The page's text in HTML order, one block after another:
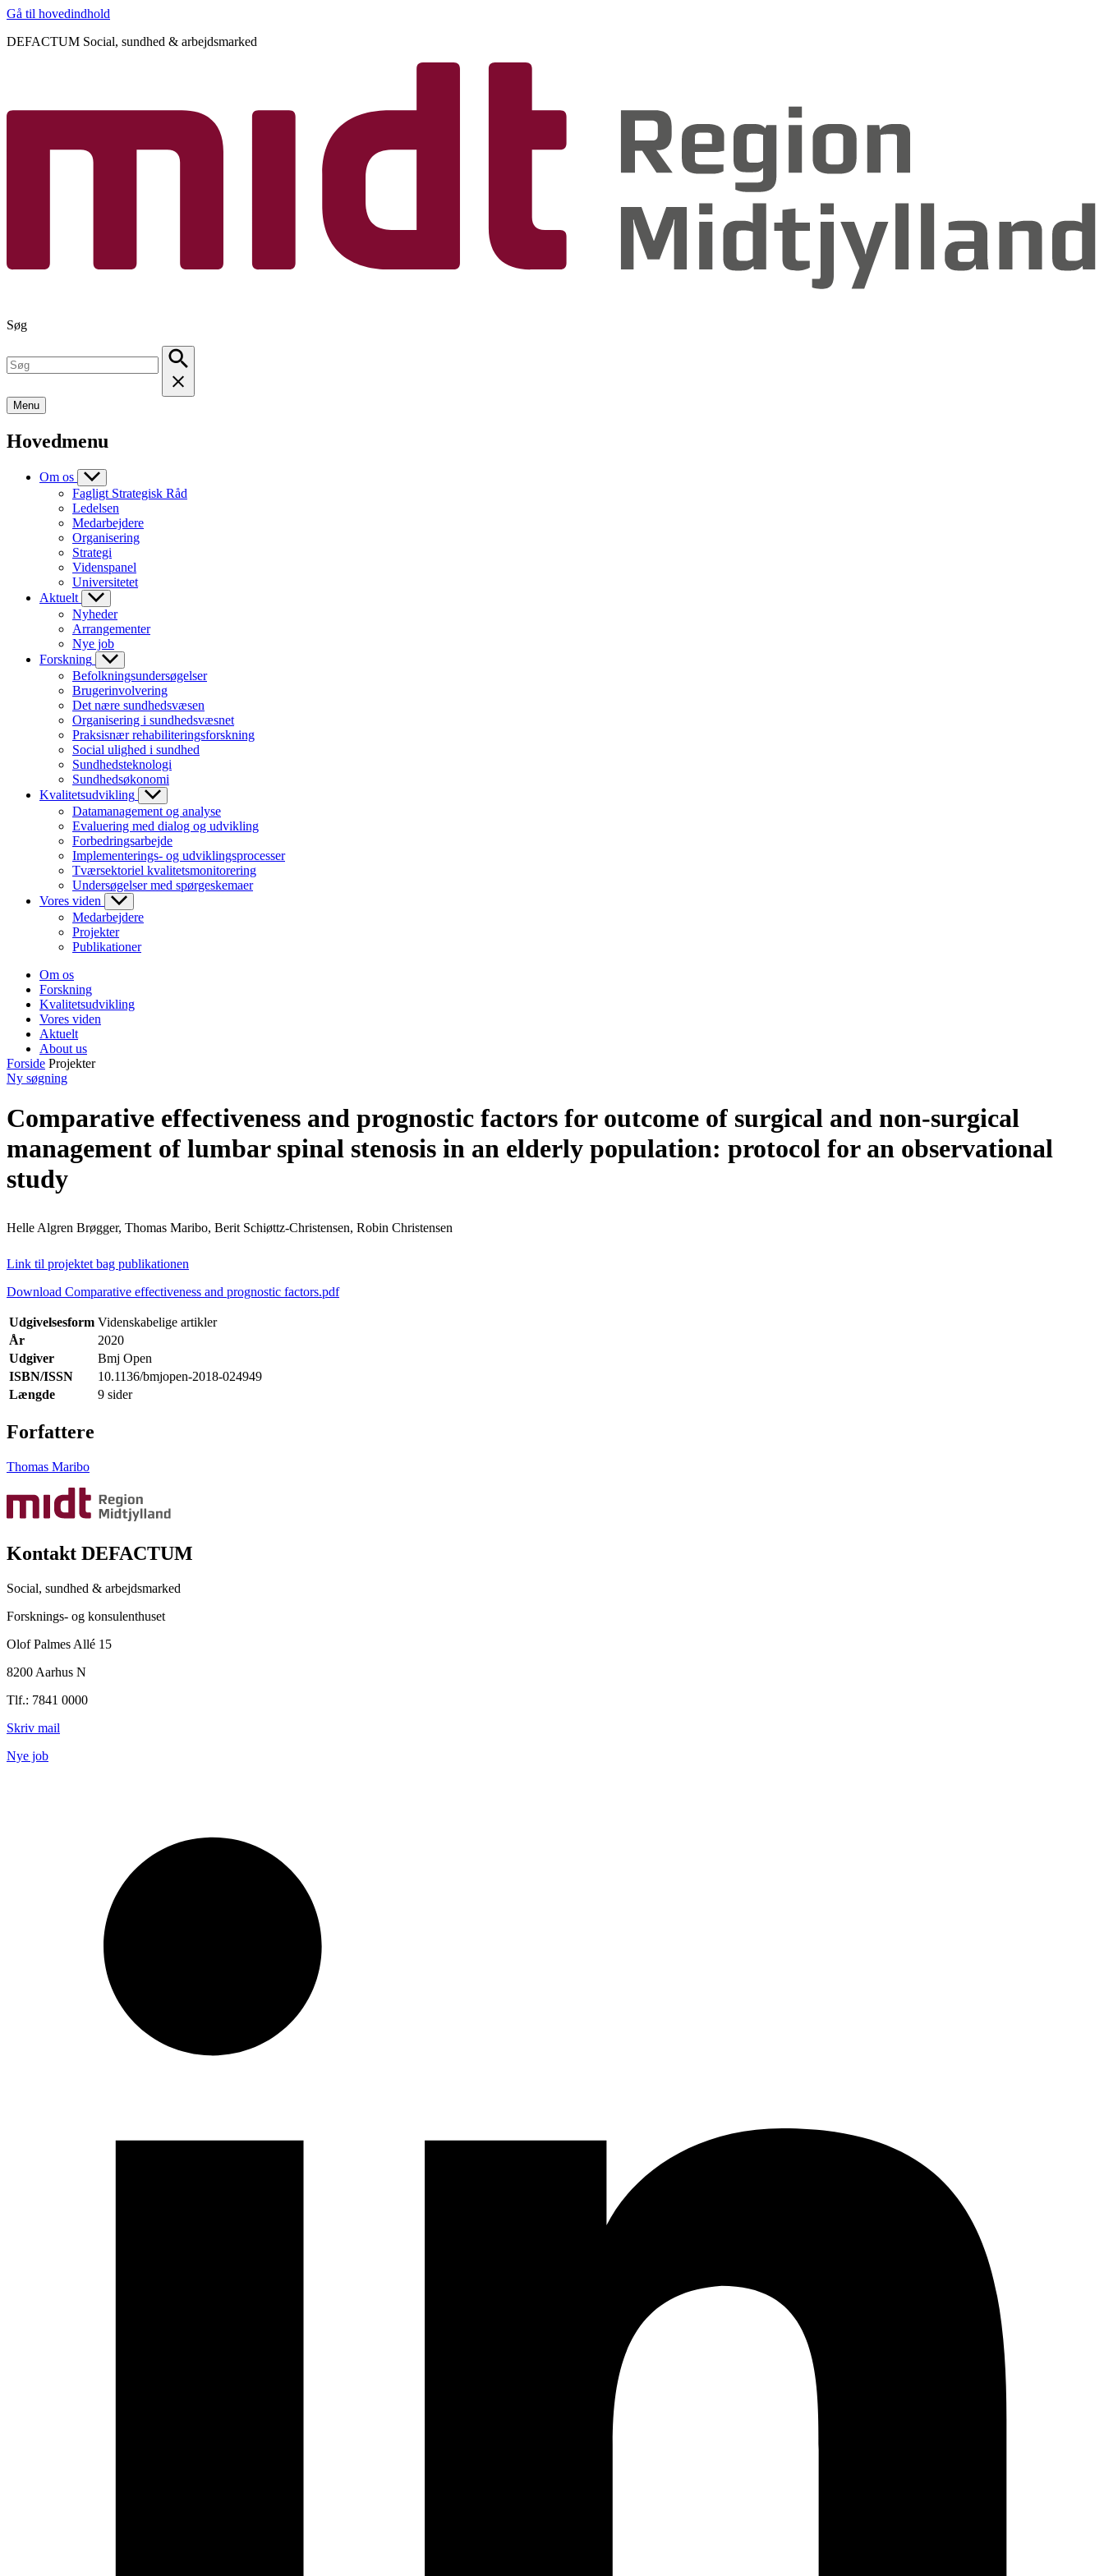
Gå til hovedindhold
DEFACTUM Social, sundhed & arbejdsmarked
Søg
Menu
Hovedmenu
Om os
Fagligt Strategisk Råd
Ledelsen
Medarbejdere
Organisering
Strategi
Videnspanel
Universitetet
Aktuelt
Nyheder
Arrangementer
Nye job
Forskning
Befolkningsundersøgelser
Brugerinvolvering
Det nære sundhedsvæsen
Organisering i sundhedsvæsnet
Praksisnær rehabiliteringsforskning
Social ulighed i sundhed
Sundhedsteknologi
Sundhedsøkonomi
Kvalitetsudvikling
Datamanagement og analyse
Evaluering med dialog og udvikling
Forbedringsarbejde
Implementerings- og udviklingsprocesser
Tværsektoriel kvalitetsmonitorering
Undersøgelser med spørgeskemaer
Vores viden
Medarbejdere
Projekter
Publikationer
Om os
Forskning
Kvalitetsudvikling
Vores viden
Aktuelt
About us
Forside Projekter
Ny søgning
Comparative effectiveness and prognostic factors for outcome of surgical and non-surgical
management of lumbar spinal stenosis in an elderly population: protocol for an observational
study
Helle Algren Brøgger, Thomas Maribo, Berit Schiøttz-Christensen, Robin Christensen
Link til projektet bag publikationen
Download Comparative effectiveness and prognostic factors.pdf
Udgivelsesform Videnskabelige artikler
År
2020
Udgiver
Bmj Open
ISBN/ISSN
10.1136/bmjopen-2018-024949
Længde
9 sider
Forfattere
Thomas Maribo
Kontakt DEFACTUM
Social, sundhed & arbejdsmarked
Forsknings- og konsulenthuset
Olof Palmes Allé 15
8200 Aarhus N
Tlf.: 7841 0000
Skriv mail
Nye job